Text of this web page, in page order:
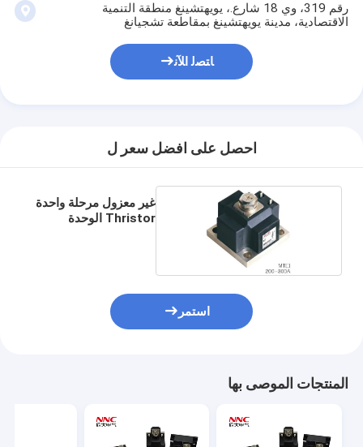
رقم 319، وي 18 شارع.، يويهتشينغ منطقة التنمية
الاقتصادية، مدينة يويهتشينغ بمقاطعة تشجيانغ
ﺎﺘﺼﻟ ﺍﻶﻧ
احصل على افضل سعر ل
غير معزول مرحلة واحدة
Thristor الوحدة
استمر
المنتجات الموصى بها